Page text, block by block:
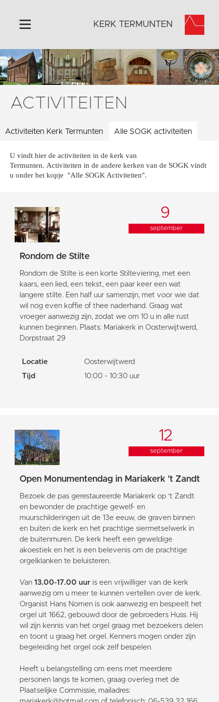
Home
Algemeen
Historie
Activiteiten
Steun ons
Contact
KERK TERMUNTEN
ACTIVITEITEN
Activiteiten Kerk Termunten Alle SOGK activiteiten
U vindt hier de activiteiten in de kerk van
Termunten. Activiteiten in de andere kerken van de SOGK vindt
u onder het kopje "Alle SOGK Activiteiten".
9
september
Rondom de Stilte
Rondom de Stilte is een korte Stilteviering, met een
kaars, een lied, een tekst, een paar keer een wat
langere stilte. Een half uur samenzijn, met voor wie dat
wil nog even koffie of thee naderhand. Graag wat
vroeger aanwezig zijn, zodat we om 10 u in alle rust
kunnen beginnen. Plaats: Mariakerk in Oosterwijtwerd,
Dorpstraat 29
Locatie
Oosterwijtwerd
Tijd
10:00 - 10:30 uur
12
september
Open Monumentendag in Mariakerk 't Zandt
Bezoek de pas gerestaureerde Mariakerk op 't Zandt
en bewonder de prachtige gewelf- en
muurschilderingen uit de 13e eeuw, de graven binnen
en buiten de kerk en het prachtige siermetselwerk in
de buitenmuren. De kerk heeft een geweldige
akoestiek en het is een belevenis om de prachtige
orgelklanken te beluisteren.
Van 13.00-17.00 uur is een vrijwilliger van de kerk
aanwezig om u meer te kunnen vertellen over de kerk.
Organist Hans Nomen is ook aanwezig en bespeelt het
orgel uit 1662, gebouwd door de gebroeders Huss. Hij
wil zijn kennis van het orgel graag met bezoekers delen
en toont u graag het orgel. Kenners mogen onder zijn
begeleiding het orgel ook zelf bespelen.
Heeft u belangstelling om eens met meerdere
personen langs te komen, graag overleg met de
Plaatselijke Commissie, mailadres: